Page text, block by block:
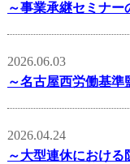
～事業承継セミナー
2026.06.03
～名古屋西労働基準
2026.04.24
～大型連休における